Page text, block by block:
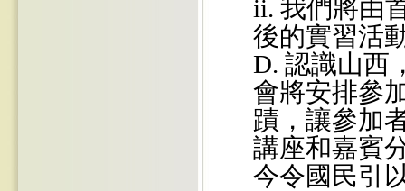
ii. 我們將由
後的實習活
D. 認識山西
會將安排參
蹟，讓參加
講座和嘉賓
今令國民引